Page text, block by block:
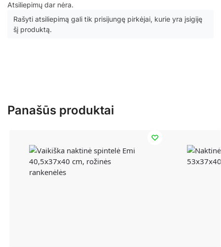
Atsiliepimų dar nėra.
Rašyti atsiliepimą gali tik prisijungę pirkėjai, kurie yra įsigiję
šį produktą.
Panašūs produktai